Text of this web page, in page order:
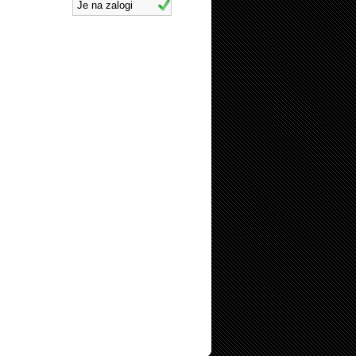
Je na zalogi